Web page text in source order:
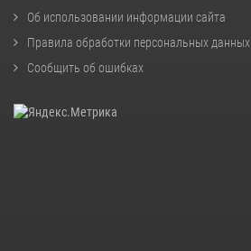
Об использовании информации сайта
Правила обработки персональных данных
Сообщить об ошибках